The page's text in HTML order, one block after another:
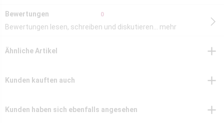
Bewertungen 0
Bewertungen lesen, schreiben und diskutieren... mehr
Ähnliche Artikel
Kunden kauften auch
Kunden haben sich ebenfalls angesehen